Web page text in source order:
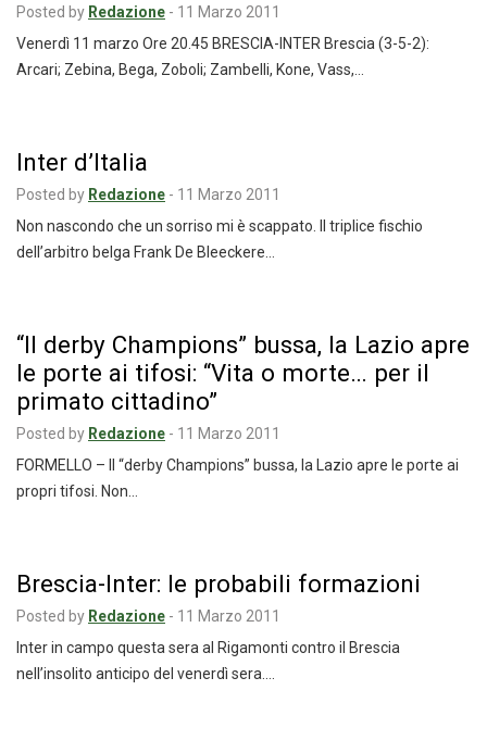
Posted by Redazione - 11 Marzo 2011
Venerdì 11 marzo Ore 20.45 BRESCIA-INTER Brescia (3-5-2):
Arcari; Zebina, Bega, Zoboli; Zambelli, Kone, Vass,…
Inter d’Italia
Posted by Redazione - 11 Marzo 2011
Non nascondo che un sorriso mi è scappato. Il triplice fischio
dell’arbitro belga Frank De Bleeckere…
“Il derby Champions” bussa, la Lazio apre
le porte ai tifosi: “Vita o morte… per il
primato cittadino”
Posted by Redazione - 11 Marzo 2011
FORMELLO – Il “derby Champions” bussa, la Lazio apre le porte ai
propri tifosi. Non…
Brescia-Inter: le probabili formazioni
Posted by Redazione - 11 Marzo 2011
Inter in campo questa sera al Rigamonti contro il Brescia
nell’insolito anticipo del venerdì sera.…